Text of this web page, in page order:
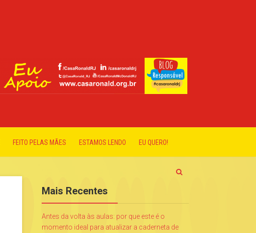
FEITO PELAS MÃES ESTAMOS LENDO EU QUERO!
Mais Recentes
Antes da volta às aulas: por que este é o
momento ideal para atualizar a caderneta de